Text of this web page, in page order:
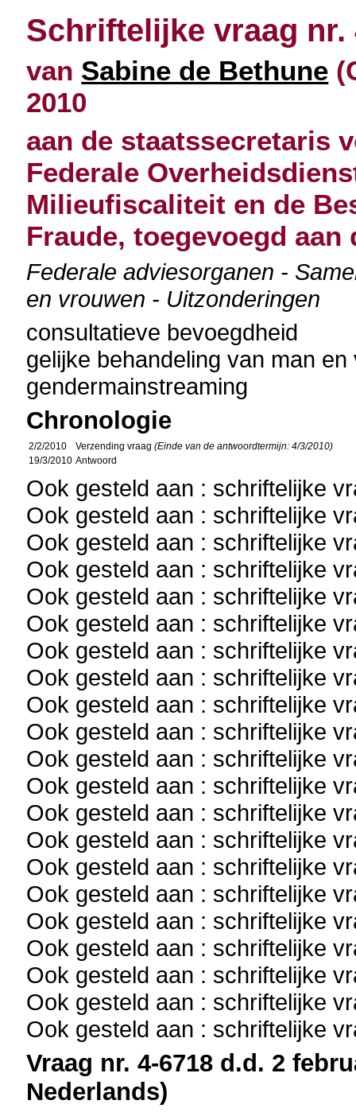
Schriftelijke vraag nr.
van Sabine de Bethune
2010
aan de staatssecretaris
Federale
Milieufiscaliteit en de
Fraude, toegevoegd
Federale adviesorganen -
en vrouwen - Uitzonderingen
consultatieve bevoegdheid
gelijke behandeling van man en
gendermainstreaming
Chronologie
2/2/2010 Verzending vraag(Einde van de antwoordtermijn: 4/3/2010)
19/3/2010 Antwoord
Ook gesteld aan : schriftelijke
Ook gesteld aan : schriftelijke
Ook gesteld aan : schriftelijke
Ook gesteld aan : schriftelijke
Ook gesteld aan : schriftelijke
Ook gesteld aan : schriftelijke
Ook gesteld aan : schriftelijke
Ook gesteld aan : schriftelijke
Ook gesteld aan : schriftelijke
Ook gesteld aan : schriftelijke
Ook gesteld aan : schriftelijke
Ook gesteld aan : schriftelijke
Ook gesteld aan : schriftelijke
Ook gesteld aan : schriftelijke
Ook gesteld aan : schriftelijke
Ook gesteld aan : schriftelijke
Ook gesteld aan : schriftelijke
Ook gesteld aan : schriftelijke
Ook gesteld aan : schriftelijke
Ook gesteld aan : schriftelijke
Ook gesteld aan : schriftelijke
Vraag nr. 4-6718 d.d. 2
Nederlands)